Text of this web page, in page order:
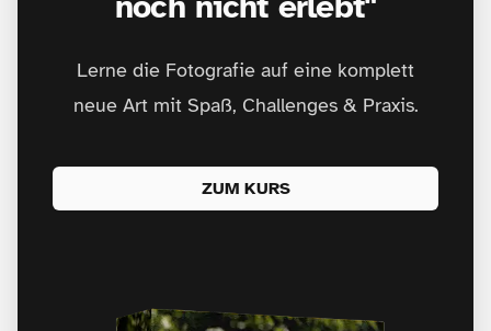
Lerne die Fotografie auf eine komplett
neue Art mit Spaß, Challenges & Praxis.
ZUM KURS